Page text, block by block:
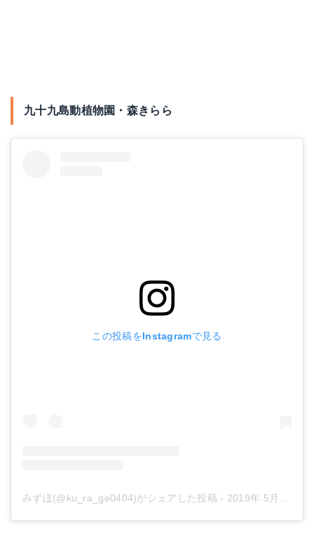
九十九島動植物園・森きらら
この投稿をInstagramで見る
みずほ(@ku_ra_ge0404)がシェアした投稿 - 2019年 5月月21日午前12時08分PDT